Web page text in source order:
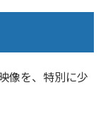
像を、特別に少